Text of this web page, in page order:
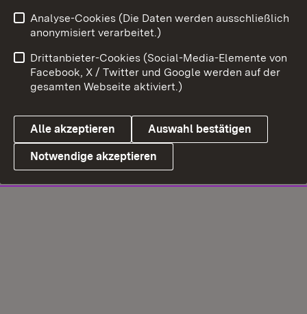
Analyse-Cookies (Die Daten werden ausschließlich
anonymisiert verarbeitet.)
Drittanbieter-Cookies (Social-Media-Elemente von
Facebook, X / Twitter und Google werden auf der
gesamten Webseite aktiviert.)
Alle akzeptieren Auswahl bestätigen
Notwendige akzeptieren